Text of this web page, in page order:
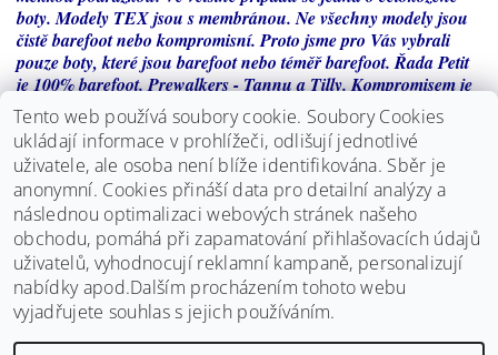
boty. Modely TEX jsou s membránou. Ne všechny modely jsou
čistě barefoot nebo kompromisní. Proto jsme pro Vás vybrali
pouze boty, které jsou barefoot nebo téměř barefoot. Řada Petit
je 100% barefoot. Prewalkers - Tannu a Tilly. Kompromisem je
pak řada Walk, bačkorky - Happy, Haff a Hay a holínky.
Určení:
- úzké až normální nohy
- dominantní palec s prsty tzv. "do vějířku"
Tento web používá soubory cookie. Soubory Cookies
ukládají informace v prohlížeči, odlišují jednotlivé
uživatele, ale osoba není blíže identifikována. Sběr je
anonymní. Cookies přináší data pro detailní analýzy a
následnou optimalizaci webových stránek našeho
obchodu, pomáhá při zapamatování přihlašovacích údajů
uživatelů, vyhodnocují reklamní kampaně, personalizují
nabídky apod.Dalším procházením tohoto webu
vyjadřujete souhlas s jejich používáním.